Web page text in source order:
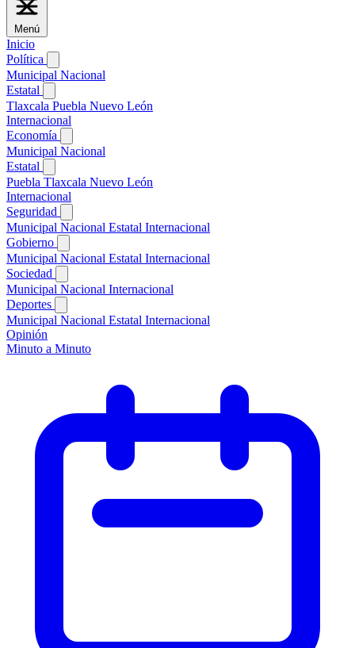
Menú
Inicio
Política
Municipal Nacional
Estatal
Tlaxcala Puebla Nuevo León
Internacional
Economía
Municipal Nacional
Estatal
Puebla Tlaxcala Nuevo León
Internacional
Seguridad
Municipal Nacional Estatal Internacional
Gobierno
Municipal Nacional Estatal Internacional
Sociedad
Municipal Nacional Internacional
Deportes
Municipal Nacional Estatal Internacional
Opinión
Minuto a Minuto